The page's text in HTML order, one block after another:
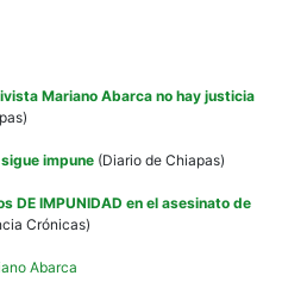
Mariano Abarca no hay justicia
impune (Diario de Chiapas)
DE IMPUNIDAD en el asesinato de
Crónicas)
Abarca